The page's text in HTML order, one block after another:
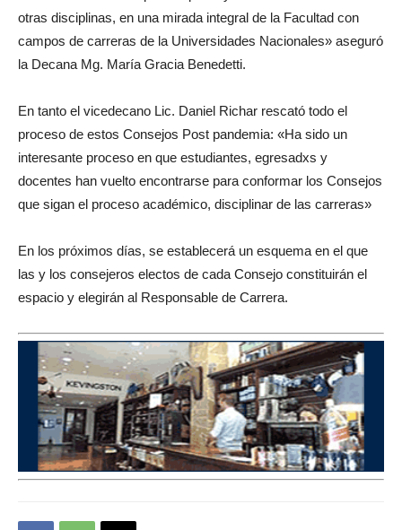
otras disciplinas, en una mirada integral de la Facultad con
campos de carreras de la Universidades Nacionales» aseguró
la Decana Mg. María Gracia Benedetti.
En tanto el vicedecano Lic. Daniel Richar rescató todo el
proceso de estos Consejos Post pandemia: «Ha sido un
interesante proceso en que estudiantes, egresadxs y
docentes han vuelto encontrarse para conformar los Consejos
que sigan el proceso académico, disciplinar de las carreras»
En los próximos días, se establecerá un esquema en el que
las y los consejeros electos de cada Consejo constituirán el
espacio y elegirán al Responsable de Carrera.